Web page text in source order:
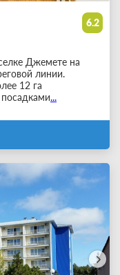
6.2
Джемете на
линии.
12 га
...